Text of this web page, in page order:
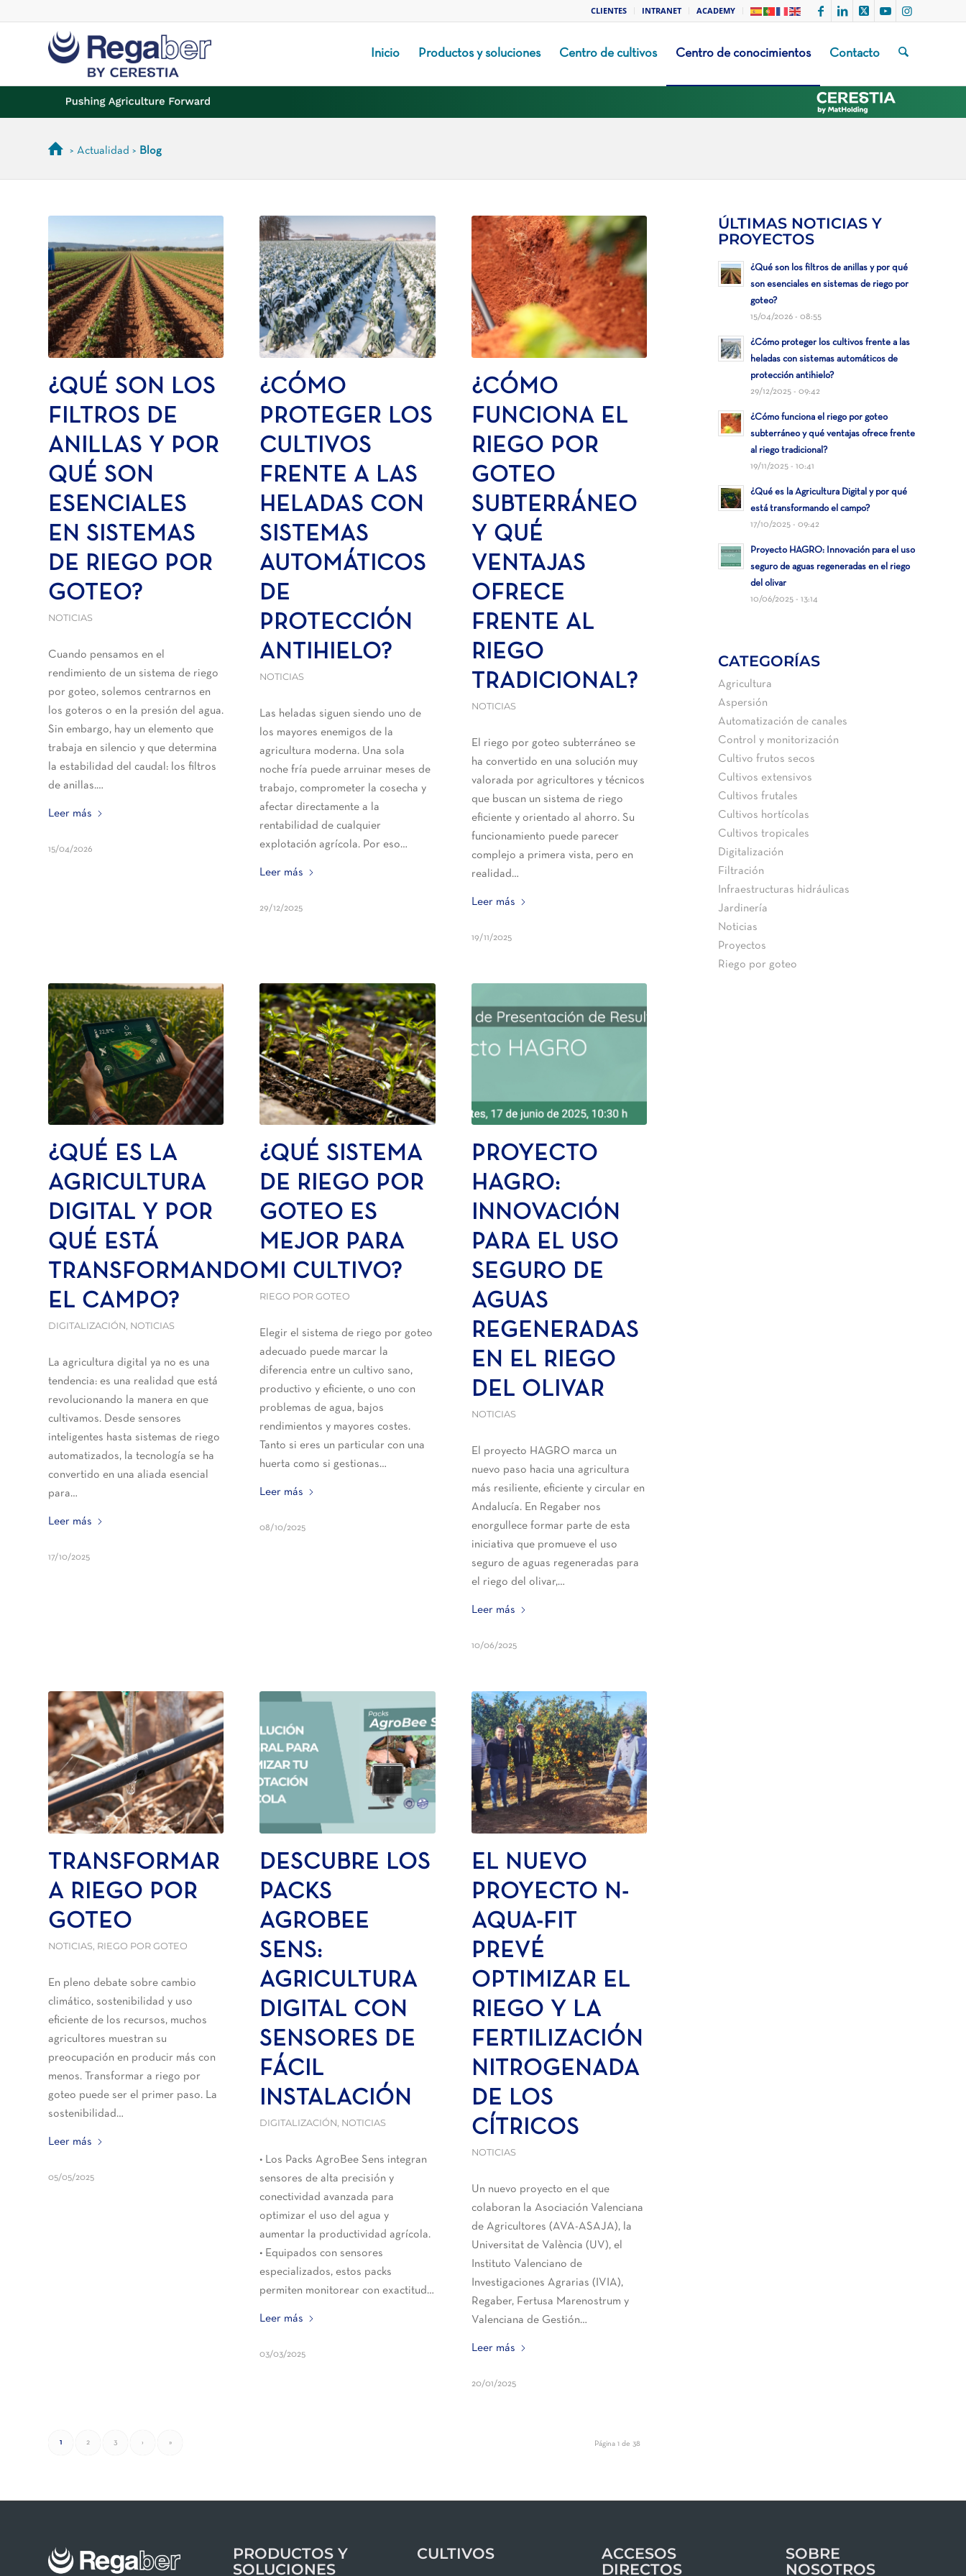
CLIENTES INTRANET ACADEMY
Inicio Productos y soluciones Centro de cultivos Centro de conocimientos Contacto
> Actualidad > Blog
¿QUÉ SON LOS
FILTROS DE
ANILLAS Y POR
QUÉ SON
ESENCIALES
EN SISTEMAS
DE RIEGO POR
GOTEO?
NOTICIAS
Cuando pensamos en el
rendimiento de un sistema de riego
por goteo, solemos centrarnos en
los goteros o en la presión del agua.
Sin embargo, hay un elemento que
trabaja en silencio y que determina
la estabilidad del caudal: los filtros
de anillas.…
Leer más
15/04/2026
¿CÓMO
PROTEGER LOS
CULTIVOS
FRENTE A LAS
HELADAS CON
SISTEMAS
AUTOMÁTICOS
DE
PROTECCIÓN
ANTIHIELO?
NOTICIAS
Las heladas siguen siendo uno de
los mayores enemigos de la
agricultura moderna. Una sola
noche fría puede arruinar meses de
trabajo, comprometer la cosecha y
afectar directamente a la
rentabilidad de cualquier
explotación agrícola. Por eso…
Leer más
29/12/2025
¿CÓMO
FUNCIONA EL
RIEGO POR
GOTEO
SUBTERRÁNEO
Y QUÉ
VENTAJAS
OFRECE
FRENTE AL
RIEGO
TRADICIONAL?
NOTICIAS
El riego por goteo subterráneo se
ha convertido en una solución muy
valorada por agricultores y técnicos
que buscan un sistema de riego
eficiente y orientado al ahorro. Su
funcionamiento puede parecer
complejo a primera vista, pero en
realidad…
Leer más
19/11/2025
¿QUÉ ES LA
AGRICULTURA
DIGITAL Y POR
QUÉ ESTÁ
TRANSFORMANDO
EL CAMPO?
DIGITALIZACIÓN, NOTICIAS
La agricultura digital ya no es una
tendencia: es una realidad que está
revolucionando la manera en que
cultivamos. Desde sensores
inteligentes hasta sistemas de riego
automatizados, la tecnología se ha
convertido en una aliada esencial
para…
Leer más
17/10/2025
¿QUÉ SISTEMA
DE RIEGO POR
GOTEO ES
MEJOR PARA
MI CULTIVO?
RIEGO POR GOTEO
Elegir el sistema de riego por goteo
adecuado puede marcar la
diferencia entre un cultivo sano,
productivo y eficiente, o uno con
problemas de agua, bajos
rendimientos y mayores costes.
Tanto si eres un particular con una
huerta como si gestionas…
Leer más
08/10/2025
PROYECTO
HAGRO:
INNOVACIÓN
PARA EL USO
SEGURO DE
AGUAS
REGENERADAS
EN EL RIEGO
DEL OLIVAR
NOTICIAS
El proyecto HAGRO marca un
nuevo paso hacia una agricultura
más resiliente, eficiente y circular en
Andalucía. En Regaber nos
enorgullece formar parte de esta
iniciativa que promueve el uso
seguro de aguas regeneradas para
el riego del olivar,…
Leer más
10/06/2025
TRANSFORMAR
A RIEGO POR
GOTEO
NOTICIAS RIEGO POR GOTEO
En pleno debate sobre cambio
climático, sostenibilidad y uso
eficiente de los recursos, muchos
agricultores muestran su
preocupación en producir más con
menos. Transformar a riego por
goteo puede ser el primer paso. La
sostenibilidad…
Leer más
05/05/2025
DESCUBRE LOS
PACKS
AGROBEE
SENS:
AGRICULTURA
DIGITAL CON
SENSORES DE
FÁCIL
INSTALACIÓN
DIGITALIZACIÓN NOTICIAS
• Los Packs AgroBee Sens integran
sensores de alta precisión y
conectividad avanzada para
optimizar el uso del agua y
aumentar la productividad agrícola.
• Equipados con sensores
especializados, estos packs
permiten monitorear con exactitud…
Leer más
03/03/2025
EL NUEVO
PROYECTO N-
AQUA-FIT
PREVÉ
OPTIMIZAR EL
RIEGO Y LA
FERTILIZACIÓN
NITROGENADA
DE LOS
CÍTRICOS
NOTICIAS
Un nuevo proyecto en el que
colaboran la Asociación Valenciana
de Agricultores (AVA-ASAJA), la
Universitat de València (UV), el
Instituto Valenciano de
Investigaciones Agrarias (IVIA),
Regaber, Fertusa Marenostrum y
Valenciana de Gestión…
Leer más
20/01/2025
Página 1 de 38
1 2 3 › »
ÚLTIMAS NOTICIAS Y
PROYECTOS
¿Qué son los filtros de anillas y por qué
son esenciales en sistemas de riego por
goteo?
15/04/2026 - 08:55
¿Cómo proteger los cultivos frente a las
heladas con sistemas automáticos de
protección antihielo?
29/12/2025 - 09:42
¿Cómo funciona el riego por goteo
subterráneo y qué ventajas ofrece frente
al riego tradicional?
19/11/2025 - 10:41
¿Qué es la Agricultura Digital y por qué
está transformando el campo?
17/10/2025 - 09:42
Proyecto HAGRO: Innovación para el uso
seguro de aguas regeneradas en el riego
del olivar
10/06/2025 - 13:14
CATEGORÍAS
Agricultura
Aspersión
Automatización de canales
Control y monitorización
Cultivo frutos secos
Cultivos extensivos
Cultivos frutales
Cultivos hortícolas
Cultivos tropicales
Digitalización
Filtración
Infraestructuras hidráulicas
Jardinería
Noticias
Proyectos
Riego por goteo
PRODUCTOS Y
SOLUCIONES
CULTIVOS
ACCESOS
DIRECTOS
SOBRE
NOSOTROS